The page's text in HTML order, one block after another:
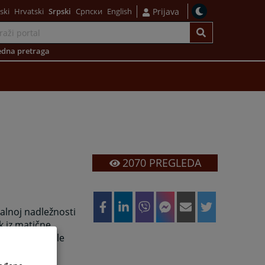
Hrvatski Srpski Српски English Prijava
pretraga
nadležnosti
iz matične
itd, da bi bile
2070PREGLEDA